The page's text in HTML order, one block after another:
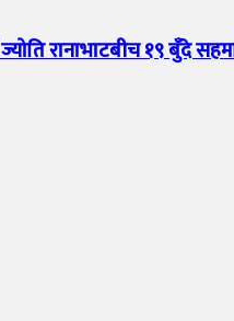
रानाभाटबीच १९ बुँदे